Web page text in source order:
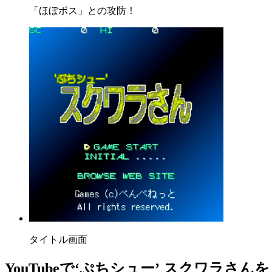
「ほぼボス」との攻防！
タイトル画面
YouTubeで‘ぷちシュー’ スクワラさん